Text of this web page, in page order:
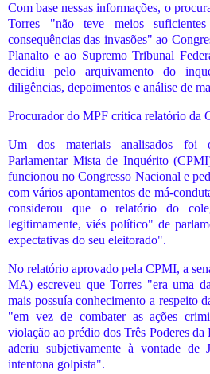
Com base nessas informações, o
Torres "não teve meios
consequências das invasões" ao
Planalto e ao Supremo Tribunal
decidiu pelo arquivamento do
diligências, depoimentos e análise de
Procurador do MPF critica relatório da
Um dos materiais analisados foi
Parlamentar Mista de Inquérito
funcionou no Congresso Nacional e
com vários apontamentos de má-
considerou que o relatório do
legitimamente, viés político" de
expectativas do seu eleitorado".
No relatório aprovado pela CPMI, a
MA) escreveu que Torres "era uma
mais possuía conhecimento a respeito
"em vez de combater as ações
violação ao prédio dos Três Poderes
aderiu subjetivamente à vontade de
intentona golpista".